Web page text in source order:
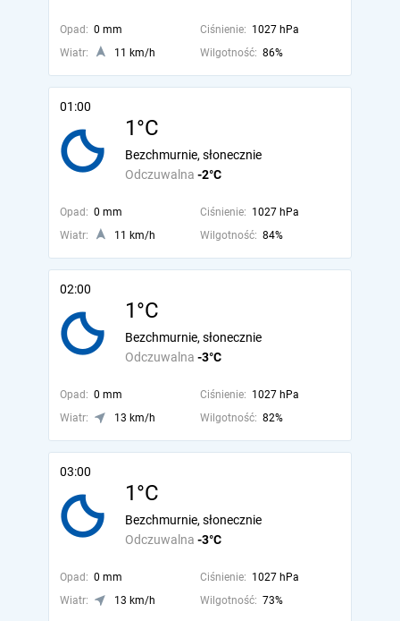
Opad: 0 mm Ciśnienie: 1027 hPa
Wiatr:
11 km/h Wilgotność: 86%
01:00
1°C
Odczuwalna -2°C
Bezchmurnie, słonecznie
Opad: 0 mm Ciśnienie: 1027 hPa
Wiatr:
11 km/h Wilgotność: 84%
02:00
1°C
Odczuwalna -3°C
Bezchmurnie, słonecznie
Opad: 0 mm Ciśnienie: 1027 hPa
Wiatr:
13 km/h Wilgotność: 82%
03:00
1°C
Odczuwalna -3°C
Bezchmurnie, słonecznie
Opad: 0 mm Ciśnienie: 1027 hPa
Wiatr:
13 km/h Wilgotność: 73%